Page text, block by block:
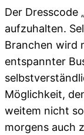
Der Dresscode
aufzuhalten.
Branchen wird
entspannter
Möglichkeit,
weitem nicht
morgens auch